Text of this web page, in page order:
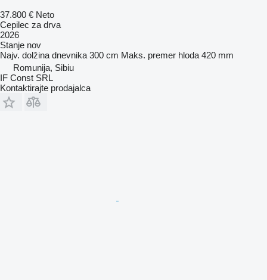
37.800 € Neto
Cepilec za drva
2026
Stanje nov
Najv. dolžina dnevnika 300 cm Maks. premer hloda 420 mm
Romunija, Sibiu
IF Const SRL
Kontaktirajte prodajalca